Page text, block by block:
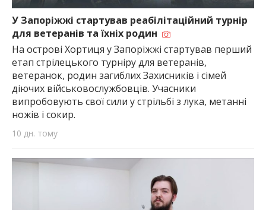
найважливішу інформацію про події
міста Запоріжжя та області.
У Запоріжжі стартував реабілітаційний турнір
для ветеранів та їхніх родин
На острові Хортиця у Запоріжжі стартував перший
етап стрілецького турніру для ветеранів,
ветеранок, родин загиблих Захисників і сімей
діючих військовослужбовців. Учасники
випробовують свої сили у стрільбі з лука, метанні
ножів і сокир.
10 дн. тому